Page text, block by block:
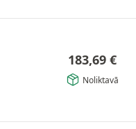
183,69 €
Noliktavā